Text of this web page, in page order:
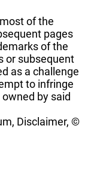
of the
pages
of the
or subsequent
as a challenge
to infringe
by said
Disclaimer, ©